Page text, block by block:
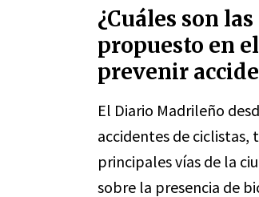
¿Cuáles son
propuesto en
prevenir
El Diario Madrileño
accidentes de
principales vías de la
sobre la presencia de